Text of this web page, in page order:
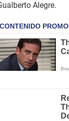
Alegre.